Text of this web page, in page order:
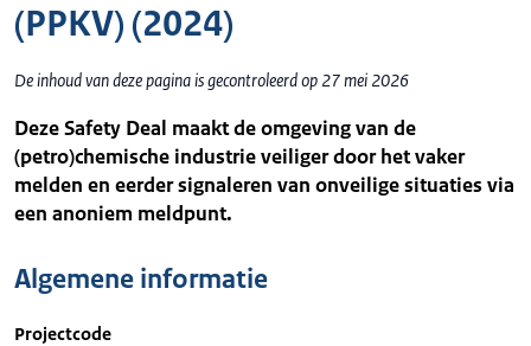
(PPKV) (2024)
De inhoud van deze pagina is gecontroleerd op 27 mei 2026
Deze Safety Deal maakt de omgeving van de
(petro)chemische industrie veiliger door het vaker
melden en eerder signaleren van onveilige situaties via
een anoniem meldpunt.
Algemene informatie
Projectcode